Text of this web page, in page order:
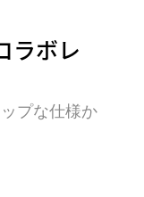
ラボレ
プな仕様か